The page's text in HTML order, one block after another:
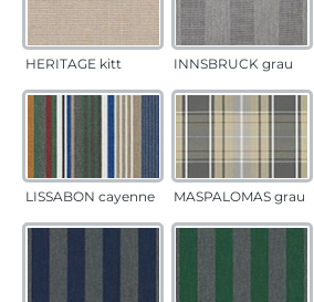
HERITAGE kitt INNSBRUCK grau
LISSABON cayenne MASPALOMAS grau